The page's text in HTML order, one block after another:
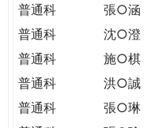
普通科
張○涵
普通科
沈○澄
普通科
施○棋
普通科
洪○誠
普通科
張○琳